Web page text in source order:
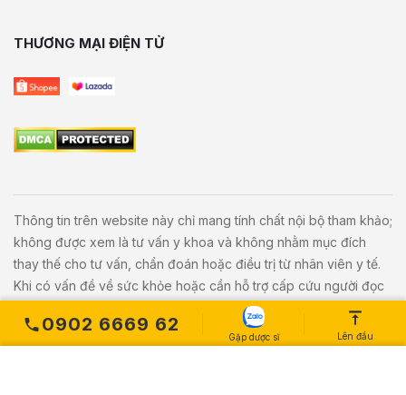
0902 6669 62
Gặp dược sĩ Lên đầu
THƯƠNG MẠI ĐIỆN TỬ
Thông tin trên website này chỉ mang tính chất nội bộ tham khảo;
không được xem là tư vấn y khoa và không nhằm mục đích
thay thế cho tư vấn, chẩn đoán hoặc điều trị từ nhân viên y tế.
Khi có vấn đề về sức khỏe hoặc cần hỗ trợ cấp cứu người đọc
cần liên hệ bác sĩ và cơ sở y tế gần nhất.
Copyright © 2020Vivita.vnAll Rights Reserved. Powered byL